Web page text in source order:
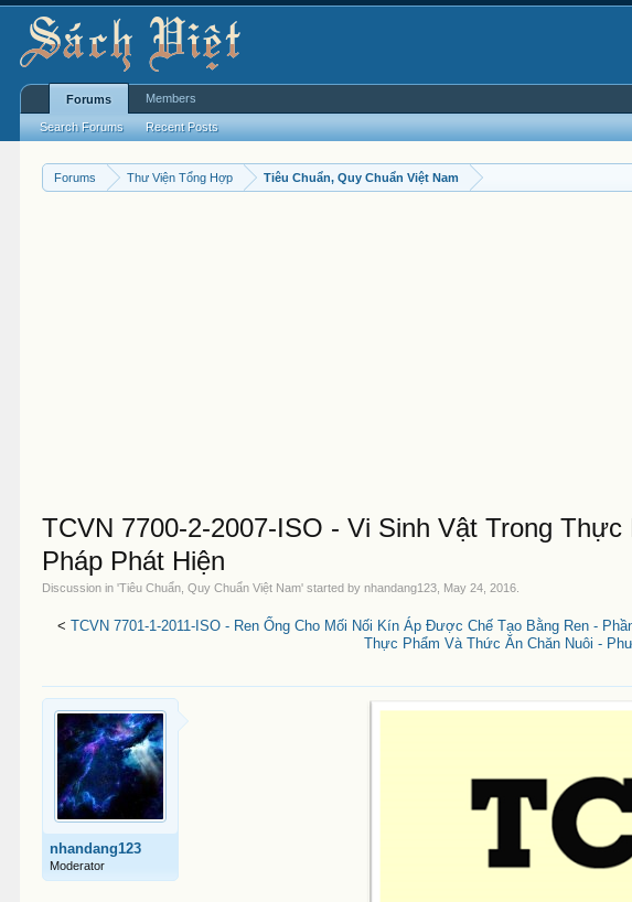
Forums Thư Viện Tổng Hợp Tiêu Chuẩn, Quy Chuẩn Việt Nam
TCVN 7700-2-2007-ISO - Vi Sinh Vật Trong
Pháp Phát Hiện
Discussion in 'Tiêu Chuẩn, Quy Chuẩn Việt Nam' started bynhandang123 May 24, 2016
< TCVN 7701-1-2011-ISO - Ren Ống Cho Mối Nối Kín Áp Được Chế Tạo Bằng Ren -
Thực Phẩm Và Thức Ăn Chăn Nuôi -
nhandang123
Moderator
Forums
Search Forums Recent Posts
Members